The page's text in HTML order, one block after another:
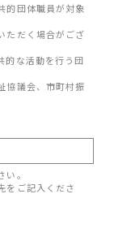
的団体職員が対象
ただく場合がござ
的な活動を行う団
協議会、市町村振
。
をご記入くださ